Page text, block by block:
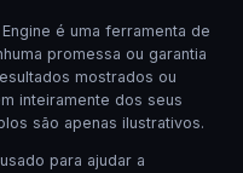
é uma ferramenta de
promessa ou garantia
mostrados ou
inteiramente dos seus
são apenas ilustrativos.
para ajudar a